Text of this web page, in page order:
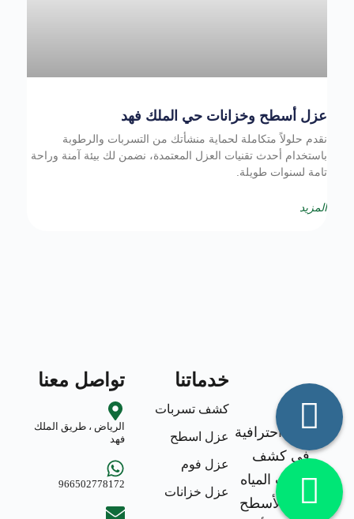
عزل أسطح وخزانات حي الملك فهد
نقدم حلولاً متكاملة لحماية منشأتك من التسربات والرطوبة
باستخدام أحدث تقنيات العزل المعتمدة، نضمن لك بيئة آمنة وراحة
تامة لسنوات طويلة.
المزيد
خدمات احترافية
في كشف
تسربات المياه
وعزل الأسطح
خدماتنا
كشف تسربات
عزل اسطح
عزل فوم
عزل خزانات
تواصل معنا
الرياض ، طريق الملك
فهد
966502778172